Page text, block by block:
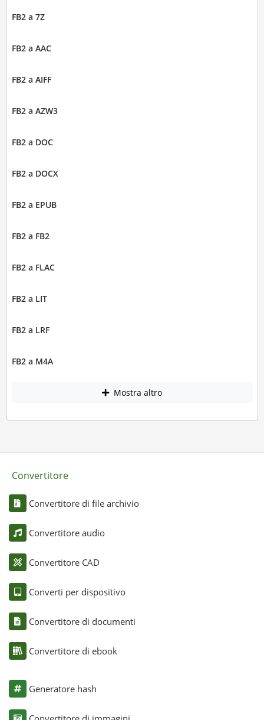
FB2 a 7Z
FB2 a AAC
FB2 a AIFF
FB2 a AZW3
FB2 a DOC
FB2 a DOCX
FB2 a EPUB
FB2 a FB2
FB2 a FLAC
FB2 a LIT
FB2 a LRF
FB2 a M4A
Mostra altro
Convertitore
Convertitore di file archivio
Convertitore audio
Convertitore CAD
Converti per dispositivo
Convertitore di documenti
Convertitore di ebook
Generatore hash